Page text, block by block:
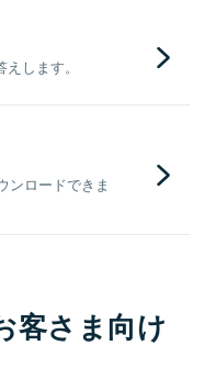
します。
ンロードできま
客さま向け